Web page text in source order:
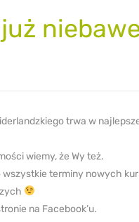
trwa w
wiemy, że Wy też.
terminy nowych
na Facebook’u.